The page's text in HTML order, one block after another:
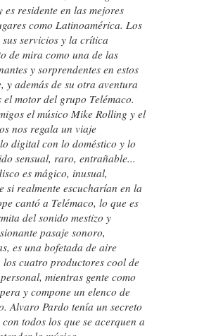
residente en las mejores
como Latinoamérica. Los
servicios y la crítica
de mira como una de las
y sorprendentes en estos
y además de su otra aventura
motor del grupo Telémaco.
el músico Mike Rolling y el
nos regala un viaje
digital con lo doméstico y lo
sensual, raro, entrañable...
es mágico, inusual,
si realmente escucharían en la
cantó a Telémaco, lo que es
del sonido mestizo y
pasaje sonoro,
es una bofetada de aire
cuatro productores cool de
mientras gente como
y compone un elenco de
Alvaro Pardo tenía un secreto
todos los que se acerquen a